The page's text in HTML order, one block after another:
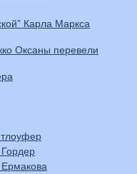
Карла Маркса
Оксаны перевели